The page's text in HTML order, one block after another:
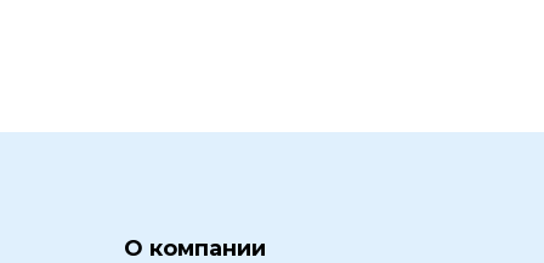
О компании